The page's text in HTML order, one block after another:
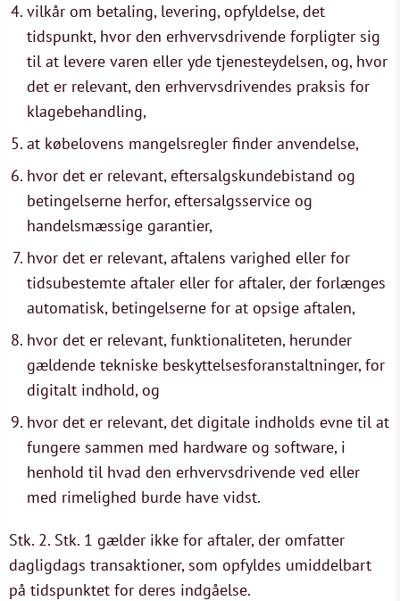
vilkår om betaling, levering, opfyldelse, det
tidspunkt, hvor den erhvervsdrivende forpligter sig
til at levere varen eller yde tjenesteydelsen, og, hvor
det er relevant, den erhvervsdrivendes praksis for
klagebehandling,
at købelovens mangelsregler finder anvendelse,
hvor det er relevant, eftersalgskundebistand og
betingelserne herfor, eftersalgsservice og
handelsmæssige garantier,
hvor det er relevant, aftalens varighed eller for
tidsubestemte aftaler eller for aftaler, der forlænges
automatisk, betingelserne for at opsige aftalen,
hvor det er relevant, funktionaliteten, herunder
gældende tekniske beskyttelsesforanstaltninger, for
digitalt indhold, og
hvor det er relevant, det digitale indholds evne til at
fungere sammen med hardware og software, i
henhold til hvad den erhvervsdrivende ved eller
med rimelighed burde have vidst.
Stk. 2. Stk. 1 gælder ikke for aftaler, der omfatter
dagligdags transaktioner, som opfyldes umiddelbart
på tidspunktet for deres indgåelse.